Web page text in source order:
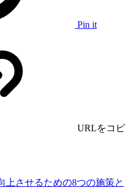
Pin it
URLをコピ
させるための8つの施策と